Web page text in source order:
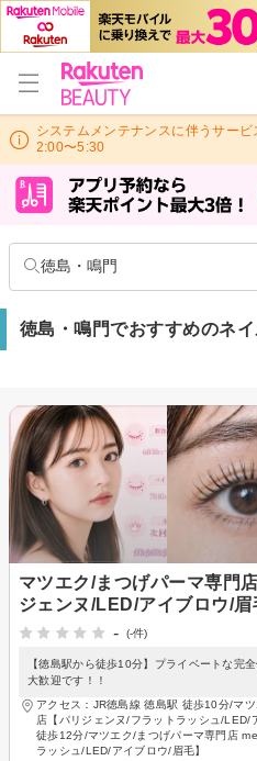
システムメンテナンスに伴うサー
2:00〜5:30
徳島・鳴門
徳島・鳴門でおすすめのネ
マツエク/まつげパーマ専門
ジェンヌ/LED/アイブロウ/眉
-
(-件)
【徳島駅から徒歩10分】プライベートな完
大歓迎です！！
アクセス：JR徳島線 徳島駅 徒歩10分/マ
店【パリジェンヌ/フラットラッシュ/
徒歩12分/マツエク/まつげパーマ専門店
ラッシュ/LED/アイブロウ/眉毛】